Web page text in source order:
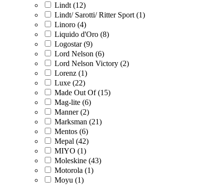
Lindt (12)
Lindt/ Sarotti/ Ritter Sport (1)
Linoro (4)
Liquido d'Oro (8)
Logostar (9)
Lord Nelson (6)
Lord Nelson Victory (2)
Lorenz (1)
Luxe (22)
Made Out Of (15)
Mag-lite (6)
Manner (2)
Marksman (21)
Mentos (6)
Mepal (42)
MIYO (1)
Moleskine (43)
Motorola (1)
Moyu (1)